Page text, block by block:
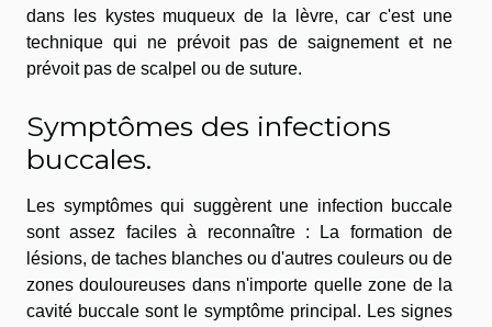
dans les kystes muqueux de la lèvre, car c'est une
technique qui ne prévoit pas de saignement et ne
prévoit pas de scalpel ou de suture.
Symptômes des infections
buccales.
Les symptômes qui suggèrent une infection buccale
sont assez faciles à reconnaître : La formation de
lésions, de taches blanches ou d'autres couleurs ou de
zones douloureuses dans n'importe quelle zone de la
cavité buccale sont le symptôme principal. Les signes